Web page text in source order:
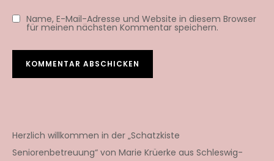
Name, E-Mail-Adresse und Website in diesem Browser
für meinen nächsten Kommentar speichern.
Herzlich willkommen in der „Schatzkiste
Seniorenbetreuung“ von Marie Krüerke aus Schleswig-